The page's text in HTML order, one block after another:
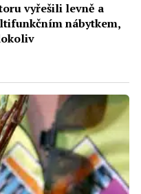
vyřešili levně a
nábytkem,